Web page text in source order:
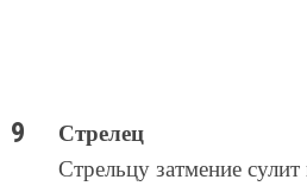
Стрелец
Стрельцу затмение